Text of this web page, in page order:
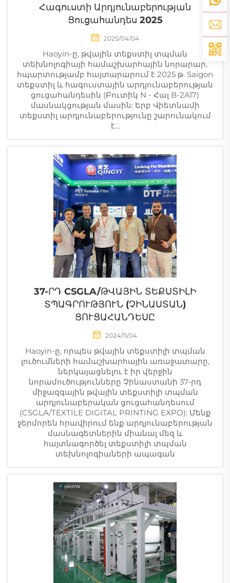
Հագուստի Արդյունաբերության
Ցուցահանդես 2025
2025/04/04
Haoyin-ը, թվային տեքստիլ տպման
տեխնոլոգիայի համաշխարհային նորարար,
հպարտությամբ հայտարարում է 2025 թ. Saigon
տեքստիլ և հագուստային արդյունաբերության
ցուցահանդեսին (Բուտիկ N - Հալ B-2A17)
մասնակցության մասին: Երբ Վիետնամի
տեքստիլ արդյունաբերությունը շարունակում
է...
37-ՐԴ CSGLA/ԹՎԱՅԻՆ ՏԵՔՍՏԻԼԻ
ՏՊԱԳՐՈՒԹՅՈՒՆ (ՉԻՆԱՍՏԱՆ)
ՑՈՒՑԱՀԱՆԴԵՍԸ
2024/11/04
Haoyin-ը, որպես թվային տեքստիլի տպման
լուծումների համաշխարհային առաջատարը,
ներկայացնելու է իր վերջին
նորամուծությունները Չինաստանի 37-րդ
միջազգային թվային տեքստիլի տպման
արդյունաբերական ցուցահանդեսում
(CSGLA/TEXTILE DIGITAL PRINTING EXPO): Մենք
ջերմորեն հրավիրում ենք արդյունաբերության
մասնագետներին միանալ մեզ և
հայտնագործել տեքստիլի տպման
տեխնոլոգիաների ապագան